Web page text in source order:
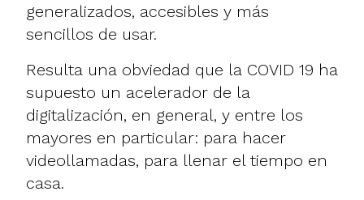
generalizados, accesibles y más
sencillos de usar.
Resulta una obviedad que la COVID 19 ha
supuesto un acelerador de la
digitalización, en general, y entre los
mayores en particular: para hacer
videollamadas, para llenar el tiempo en
casa.